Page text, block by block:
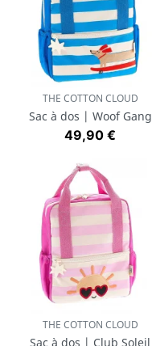
THE COTTON CLOUD
Sac à dos | Woof Gang
Prix
49,90 €
THE COTTON CLOUD
Sac à dos | Club Soleil